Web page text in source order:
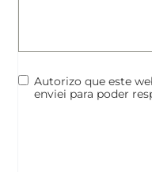
Autorizo que este
enviei para poder